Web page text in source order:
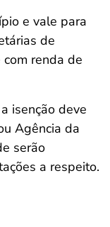
e vale para
de
renda de
isenção deve
Agência da
serão
a respeito.